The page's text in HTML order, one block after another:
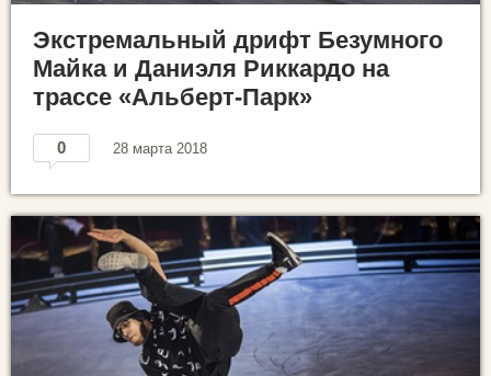
Экстремальный дрифт Безумного
Майка и Даниэля Риккардо на
трассе «Альберт-Парк»
0 28 марта 2018